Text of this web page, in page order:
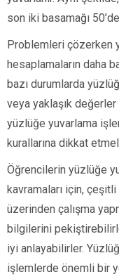
son iki basamağı
Problemleri çözerken
hesaplamaların daha
bazı durumlarda
veya yaklaşık
yüzlüğe yuvarlama
kurallarına dikkat
Öğrencilerin yüzlüğe
kavramaları için,
üzerinden çalışma
bilgilerini
iyi anlayabilirler.
işlemlerde önemli bir